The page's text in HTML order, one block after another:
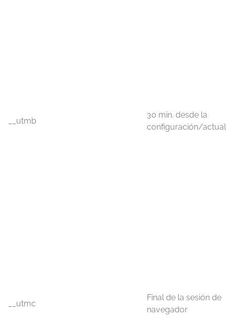
__utmb
30 min. desde la
configuración/
__utmc
Final de la sesión de
navegador